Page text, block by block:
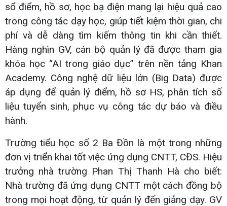
sổ điểm, hồ sơ, học bạ điện mang lại hiệu quả cao
trong công tác dạy học, giúp tiết kiệm thời gian, chi
phí và dễ dàng tìm kiếm thông tin khi cần thiết.
Hàng nghìn GV, cán bộ quản lý đã được tham gia
khóa học “AI trong giáo dục” trên nền tảng Khan
Academy. Công nghệ dữ liệu lớn (Big Data) được
áp dụng để quản lý điểm, hồ sơ HS, phân tích số
liệu tuyển sinh, phục vụ công tác dự báo và điều
hành.
Trường tiểu học số 2 Ba Đồn là một trong những
đơn vị triển khai tốt việc ứng dụng CNTT, CĐS. Hiệu
trưởng nhà trường Phan Thị Thanh Hà cho biết:
Nhà trường đã ứng dụng CNTT một cách đồng bộ
trong mọi hoạt động, từ quản lý đến giảng dạy. GV